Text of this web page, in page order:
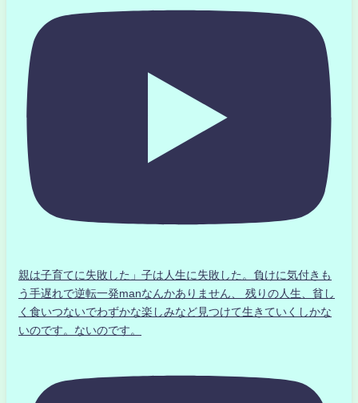
親は子育てに失敗した」子は人生に失敗した。負けに気付きも
う手遅れで逆転一発manなんかありません、 残りの人生、貧し
く食いつないでわずかな楽しみなど見つけて生きていくしかな
いのです。ないのです。